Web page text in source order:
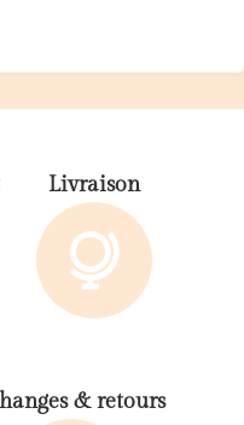
Livraison
& retours